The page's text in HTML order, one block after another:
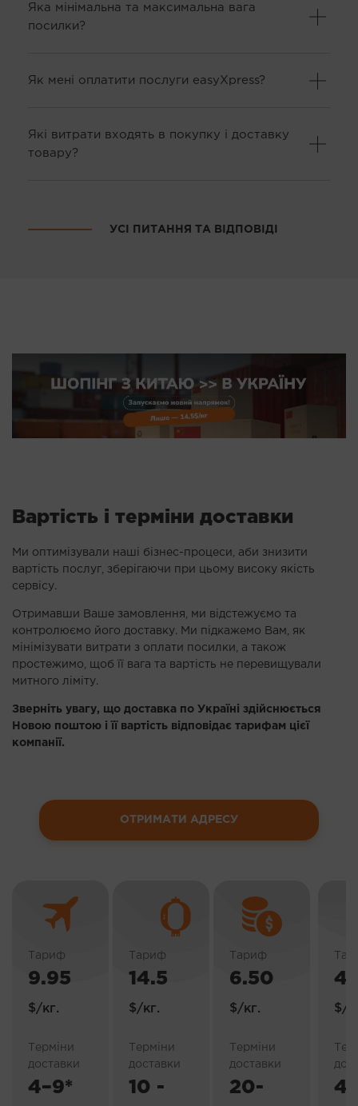
Яка мінімальна та максимальна вага
посилки?
Як мені оплатити послуги easyXpress?
Які витрати входять в покупку і доставку
товару?
УСІ ПИТАННЯ ТА ВІДПОВІДІ
Вартість і терміни доставки
Ми оптимізували наші бізнес-процеси, аби знизити
вартість послуг, зберігаючи при цьому високу якість
сервісу.
Отримавши Ваше замовлення, ми відстежуємо та
контролюємо його доставку. Ми підкажемо Вам, як
мінімізувати витрати з оплати посилки, а також
простежимо, щоб її вага та вартість не перевищували
митного ліміту.
Зверніть увагу, що доставка по Україні здійснюється
Новою поштою і її вартість відповідає тарифам цієї
компанії.
ОТРИМАТИ АДРЕСУ
Тариф
9.95
$/кг.
Терміни
доставки
4–9*
Тариф
14.5
$/кг.
Терміни
доставки
10 -
Тариф
6.50
$/кг.
Терміни
доставки
20-
$/
4-